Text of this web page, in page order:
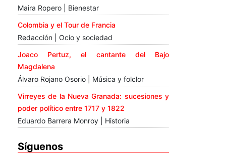
Maira Ropero | Bienestar
Colombia y el Tour de Francia
Redacción | Ocio y sociedad
Joaco Pertuz, el cantante del Bajo
Magdalena
Álvaro Rojano Osorio | Música y folclor
Virreyes de la Nueva Granada: sucesiones y
poder político entre 1717 y 1822
Eduardo Barrera Monroy | Historia
Síguenos